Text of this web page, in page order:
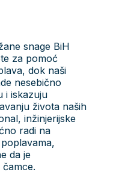
snage BiH
za pomoć
dok naši
nesebično
i iskazuju
života naših
inžinjerijske
radi na
da je